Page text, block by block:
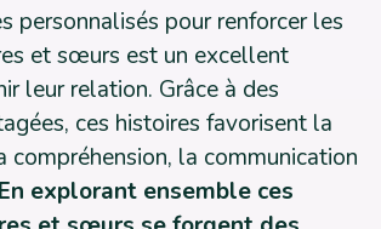
personnalisés pour renforcer les
et sœurs est un excellent
leur relation. Grâce à des
ces histoires favorisent la
compréhension, la communication
En explorant ensemble ces